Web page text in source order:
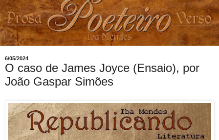
6/05/2024
O caso de James Joyce (Ensaio), por
João Gaspar Simões